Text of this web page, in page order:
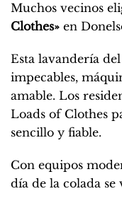
Muchos vecinos
Clothes» en
Esta lavandería
impecables,
amable. Los
Loads of Clothes
sencillo y fiable.
Con equipos
día de la colada